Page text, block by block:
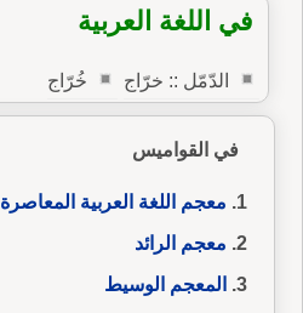
في اللغة العربية
الدّمّل :: خرّاج خُرّاج
في القواميس
معجم اللغة العربية المعاصرة
معجم الرائد
المعجم الوسيط